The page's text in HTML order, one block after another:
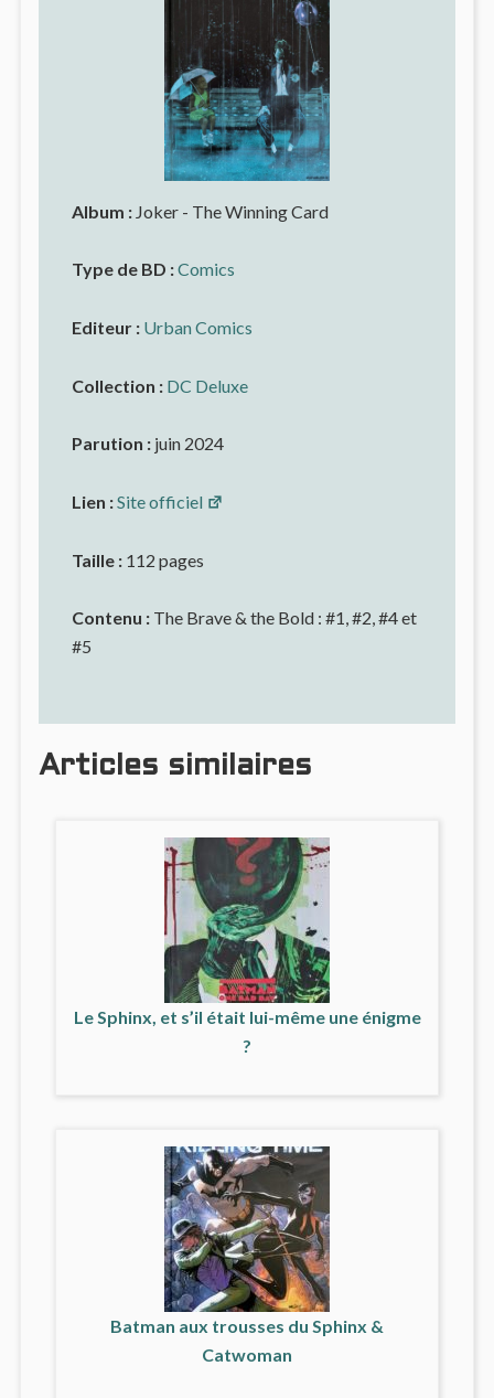
Album : Joker - The Winning Card
Type de BD :Comics
Editeur : Urban Comics
Collection : DC Deluxe
Parution : juin 2024
Lien :Site officiel
Taille : 112 pages
Contenu : The Brave & the Bold : #1, #2, #4 et
#5
Articles similaires
Le Sphinx, et s’il était lui-même une énigme
?
Batman aux trousses du Sphinx &
Catwoman